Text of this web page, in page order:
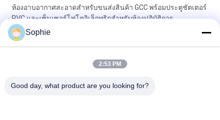
ห้องอาบอากาศสะอาดสำหรับขนส่งสินค้า GCC พร้อมประตูชัตเตอร์
PVC และเซ็นเซอร์โฟโตอิเล็กทริกสำหรับห้องปฏิบัติการ
ควบคุมอัตโนมัติเต็มรูปแบบสำหรับ 4 คนทางเข้าห้องสะอาด / ระบบ
Sophie
2:53 PM
Good day, what product are you looking for?